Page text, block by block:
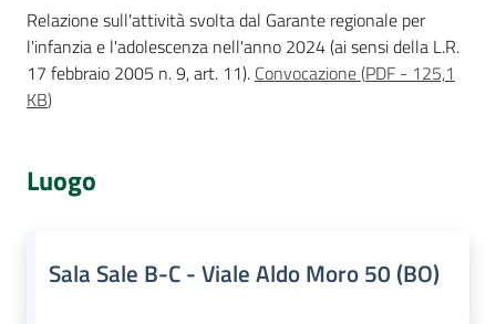
Per i media
Per i cittadini
Cos'è
Relazione sull'attività svolta dal Garante regionale per
l'infanzia e l'adolescenza nell'anno 2024 (ai sensi della L.R.
17 febbraio 2005 n. 9, art. 11). Convocazione(PDF - 125,1
KB)
Luogo
Sala Sale B-C - Viale Aldo Moro 50 (BO)